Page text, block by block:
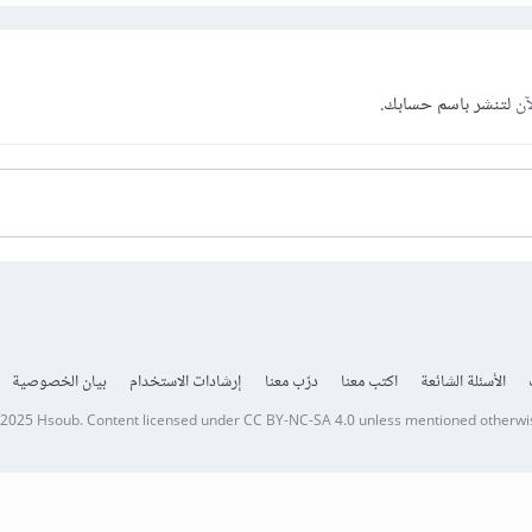
لتنشر باسم حسابك.
الأسئلة الشائعة اكتب معنا درّب معنا إرشادات الاستخدام بيان الخصوصية
Hsoub.Content licensed underCC BY-NC-SA 4.0unless mentioned